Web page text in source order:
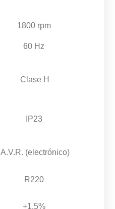
1800 rpm
60 Hz
Clase H
IP23
A.V.R. (electrónico)
R220
+1.5%